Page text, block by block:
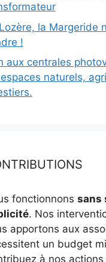
la Margeride
!
aux centrales
naturels,
fonctionnons sans
. Nos
apportons aux
un budget
à nos